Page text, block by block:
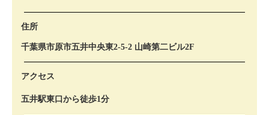
住所
千葉県市原市五井中央東2-5-2 山崎第二ビル2F
アクセス
五井駅東口から徒歩1分